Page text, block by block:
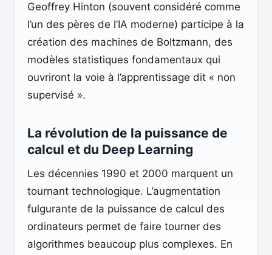
Geoffrey Hinton (souvent considéré comme
l’un des pères de l’IA moderne) participe à la
création des machines de Boltzmann, des
modèles statistiques fondamentaux qui
ouvriront la voie à l’apprentissage dit « non
supervisé ».
La révolution de la puissance de
calcul et du Deep Learning
Les décennies 1990 et 2000 marquent un
tournant technologique. L’augmentation
fulgurante de la puissance de calcul des
ordinateurs permet de faire tourner des
algorithmes beaucoup plus complexes. En